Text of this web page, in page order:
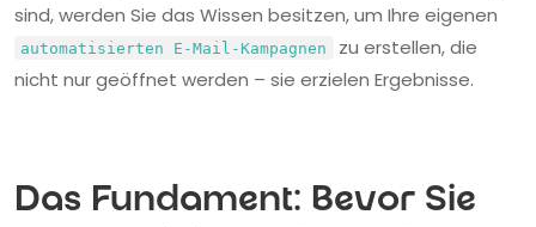
sind, werden Sie das Wissen besitzen, um Ihre eigenen
automatisierten E-Mail-Kampagnen
zu erstellen, die
nicht nur geöffnet werden – sie erzielen Ergebnisse.
Das Fundament: Bevor Sie